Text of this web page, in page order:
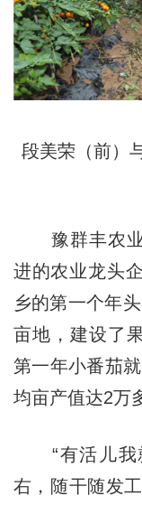
段美荣（前）
豫群丰农业
进的农业龙头
乡的第一个年
亩地，建设了
第一年小番茄
均亩产值达2万
“有活儿我
右，随干随发